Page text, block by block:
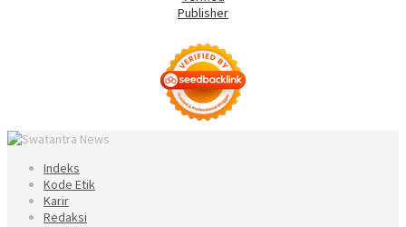
Indeks
Kode Etik
Karir
Redaksi